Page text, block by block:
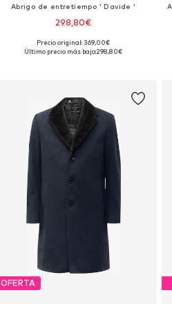
Abrigo de entretiempo ' Davide '
298,80€
Tallas disponibles: S, M, L, XL, XXL, XXXL
Precio original: 369,00€
Último precio más bajo:298,80€
OFERTA